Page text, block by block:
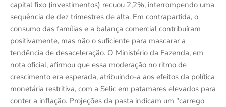
capital fixo (investimentos) recuou 2,2%, interrompendo uma
sequência de dez trimestres de alta. Em contrapartida, o
consumo das famílias e a balança comercial contribuíram
positivamente, mas não o suficiente para mascarar a
tendência de desaceleração. O Ministério da Fazenda, em
nota oficial, afirmou que essa moderação no ritmo de
crescimento era esperada, atribuindo-a aos efeitos da política
monetária restritiva, com a Selic em patamares elevados para
conter a inflação. Projeções da pasta indicam um "carrego